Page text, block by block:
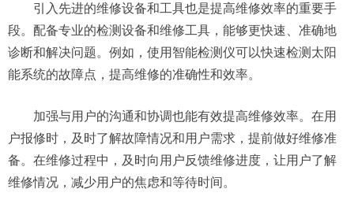
引入先进的维修设备和工具也是提高维修效率的重要手
段。配备专业的检测设备和维修工具，能够更快速、准确地
诊断和解决问题。例如，使用智能检测仪可以快速检测太阳
能系统的故障点，提高维修的准确性和效率。
加强与用户的沟通和协调也能有效提高维修效率。在用
户报修时，及时了解故障情况和用户需求，提前做好维修准
备。在维修过程中，及时向用户反馈维修进度，让用户了解
维修情况，减少用户的焦虑和等待时间。